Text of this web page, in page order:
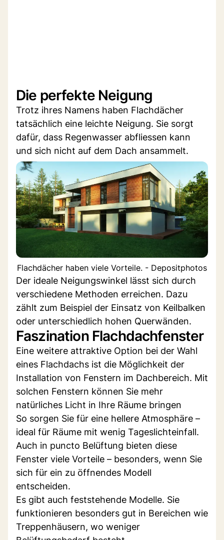
Die perfekte Neigung
Trotz ihres Namens haben Flachdächer
tatsächlich eine leichte Neigung. Sie sorgt
dafür, dass Regenwasser abfliessen kann
und sich nicht auf dem Dach ansammelt.
Flachdächer haben viele Vorteile. - Depositphotos
Der ideale Neigungswinkel lässt sich durch
verschiedene Methoden erreichen. Dazu
zählt zum Beispiel der Einsatz von Keilbalken
oder unterschiedlich hohen Querwänden.
Faszination Flachdachfenster
Eine weitere attraktive Option bei der Wahl
eines Flachdachs ist die Möglichkeit der
Installation von Fenstern im Dachbereich. Mit
solchen Fenstern können Sie mehr
natürliches Licht in Ihre Räume bringen
So sorgen Sie für eine hellere Atmosphäre –
ideal für Räume mit wenig Tageslichteinfall.
Auch in puncto Belüftung bieten diese
Fenster viele Vorteile – besonders, wenn Sie
sich für ein zu öffnendes Modell
entscheiden.
Es gibt auch feststehende Modelle. Sie
funktionieren besonders gut in Bereichen wie
Treppenhäusern, wo weniger